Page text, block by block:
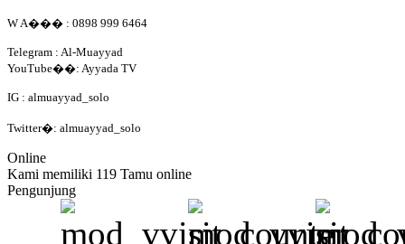
W A��� : 0898 999 6464
Telegram : Al-Muayyad
YouTube��: Ayyada TV
IG : almuayyad_solo
Twitter�: almuayyad_solo
Online
Kami memiliki 119 Tamu online
Pengunjung